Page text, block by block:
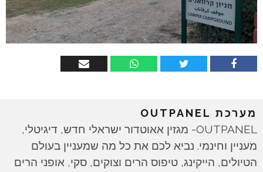
מערכת OUTPANEL
OUTPANEL- מגזין אאוטדור ישראלי חדש, דיגיטלי,
מעניין וחינמי. נביא לכם את כל מה שמעניין בעולם
הטיולים, הייקינג, טיפוס הרים וצוקים, סקי, אופני הרים